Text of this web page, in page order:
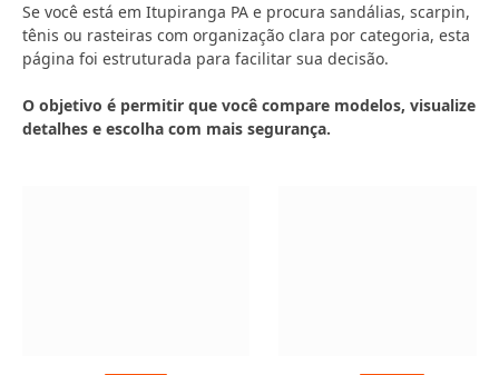
Se você está em Itupiranga PA e procura sandálias, scarpin,
tênis ou rasteiras com organização clara por categoria, esta
página foi estruturada para facilitar sua decisão.
O objetivo é permitir que você compare modelos, visualize
detalhes e escolha com mais segurança.